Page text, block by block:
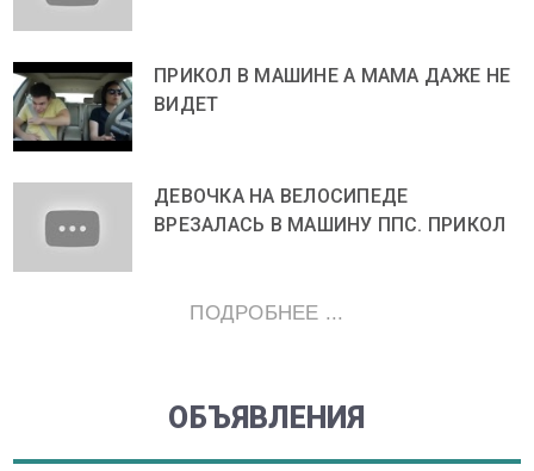
ПРИКОЛ В МАШИНЕ А МАМА ДАЖЕ НЕ
ВИДЕТ
ДЕВОЧКА НА ВЕЛОСИПЕДЕ
ВРЕЗАЛАСЬ В МАШИНУ ППС. ПРИКОЛ
ПОДРОБНЕЕ ...
ОБЪЯВЛЕНИЯ